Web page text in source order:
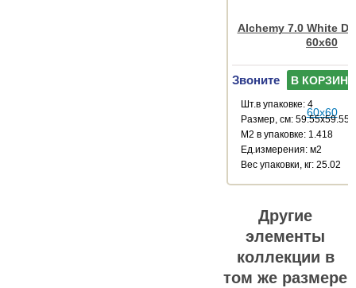
Alchemy 7.0 White
60x60
Звоните В КОРЗИНУ
Шт.в упаковке: 4
Размер, см: 59.55x59.55
М2 в упаковке: 1.418
Ед.измерения: м2
Веc упаковки, кг: 25.02
Другие
элементы
коллекции в
том же размере